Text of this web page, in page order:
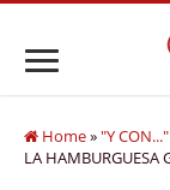
Home»"Y CON..."
LA HAMBURGUESA